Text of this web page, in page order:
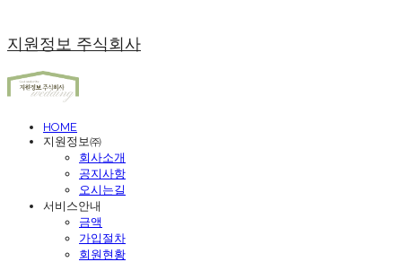
지원정보 주식회사
HOME
지원정보㈜
회사소개
공지사항
오시는길
서비스안내
금액
가입절차
회원현황